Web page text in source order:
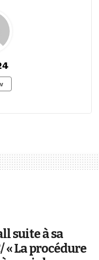
suite à sa
« La procédure